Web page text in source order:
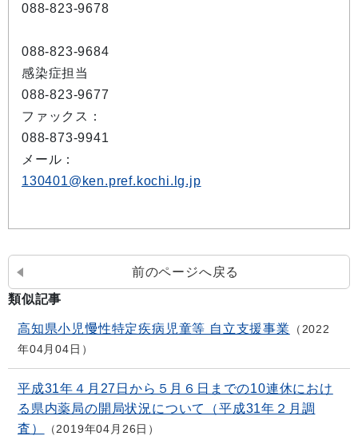
088-823-9678
088-823-9684
感染症担当
088-823-9677
ファックス：
088-873-9941
メール：
130401@ken.pref.kochi.lg.jp
前のページへ戻る
類似記事
高知県小児慢性特定疾病児童等 自立支援事業
2022
年04月04日
平成31年４月27日から５月６日までの10連休におけ
る県内薬局の開局状況について（平成31年２月調
査）
2019年04月26日